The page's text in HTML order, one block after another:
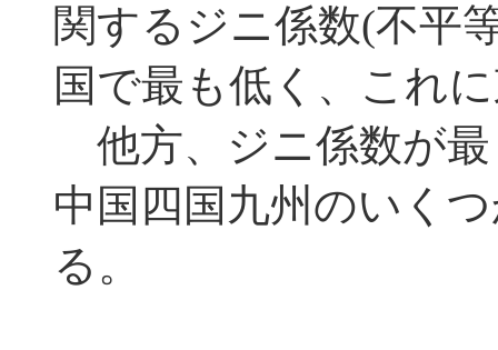
関するジニ係数(不平
国で最も低く、これ
他方、ジニ係数が
中国四国九州のいく
る。